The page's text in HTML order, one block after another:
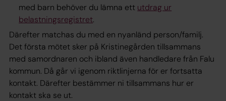
med barn behöver du lämna ett utdrag ur
belastningsregistret.
Därefter matchas du med en nyanländ person/familj.
Det första mötet sker på Kristinegården tillsammans
med samordnaren och ibland även handledare från Falu
kommun. Då går vi igenom riktlinjerna för er fortsatta
kontakt. Därefter bestämmer ni tillsammans hur er
kontakt ska se ut.